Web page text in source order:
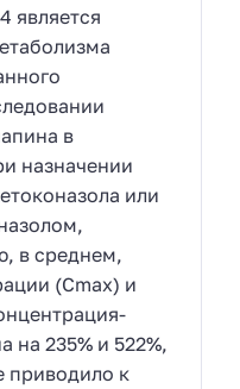
является
в
назначении
или
в среднем,
(Cmax) и
на 235% и 522%,
приводило к